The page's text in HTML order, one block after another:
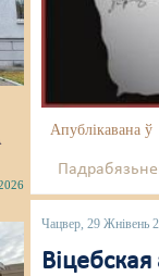
Апублікавана ў
Чацвер, 29 Жнівень